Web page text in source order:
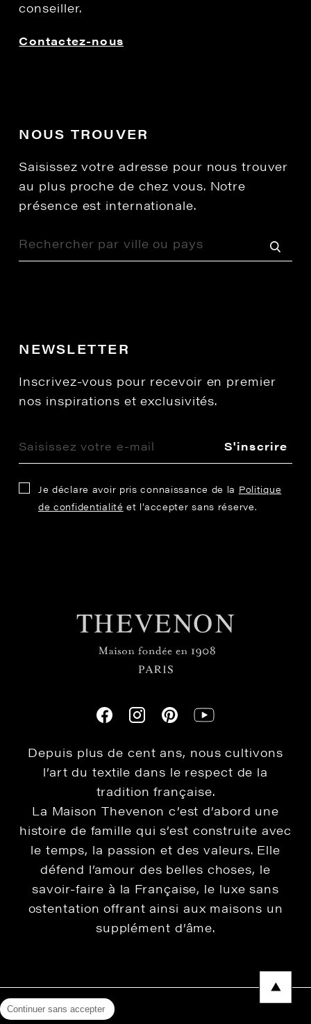
conseiller.
Contactez-nous
NOUS TROUVER
Saisissez votre adresse pour nous trouver
au plus proche de chez vous. Notre
présence est internationale.
NEWSLETTER
Inscrivez-vous pour recevoir en premier
nos inspirations et exclusivités.
S'inscrire
Je déclare avoir pris connaissance de la Politique
de confidentialité et l’accepter sans réserve.
Depuis plus de cent ans, nous cultivons
l’art du textile dans le respect de la
tradition française.
La Maison Thevenon c’est d’abord une
histoire de famille qui s’est construite avec
le temps, la passion et des valeurs. Elle
défend l’amour des belles choses, le
savoir-faire à la Française, le luxe sans
ostentation offrant ainsi aux maisons un
supplément d’âme.
Continuer sans accepter